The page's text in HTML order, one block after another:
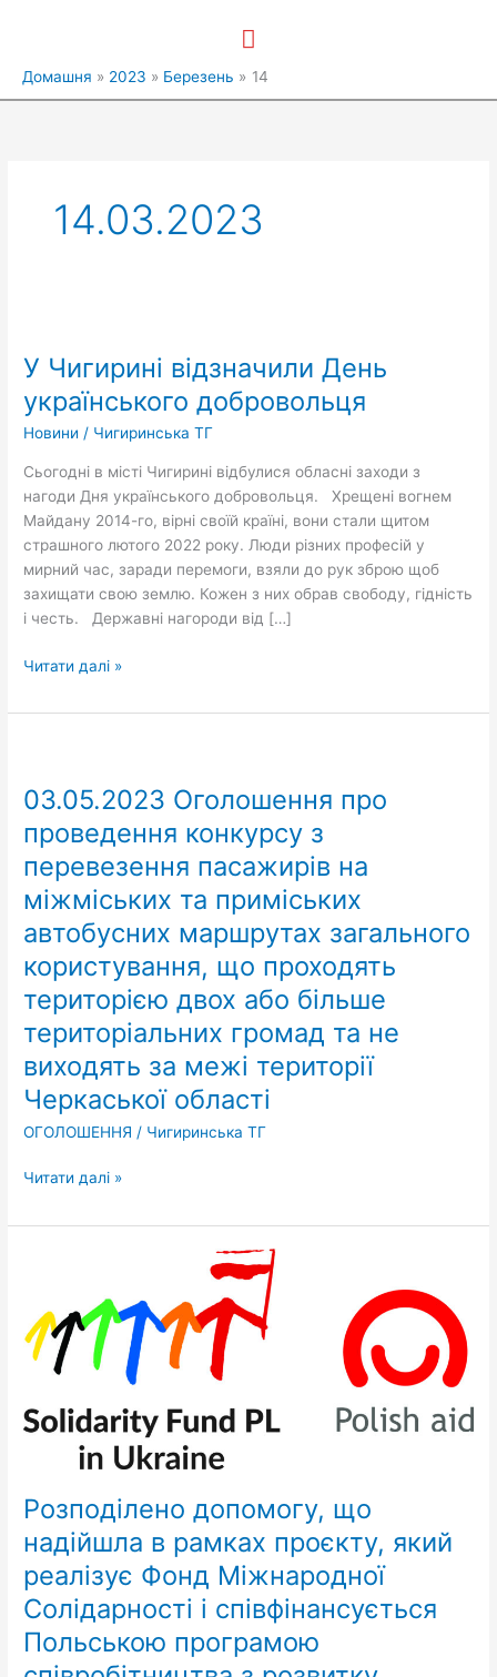
Головне
меню
Домашня 2023 Березень 14
14.03.2023
У Чигирині відзначили День
українського добровольця
Новини / Чигиринська ТГ
Сьогодні в місті Чигирині відбулися обласні заходи з
нагоди Дня українського добровольця. Хрещені вогнем
Майдану 2014-го, вірні своїй країні, вони стали щитом
страшного лютого 2022 року. Люди різних професій у
мирний час, заради перемоги, взяли до рук зброю щоб
захищати свою землю. Кожен з них обрав свободу, гідність
і честь. Державні нагороди від […]
відзначили
українського
добровольця
Читати далі »
03.05.2023 Оголошення про
проведення конкурсу з
перевезення пасажирів на
міжміських та приміських
автобусних маршрутах загального
користування, що проходять
територією двох або більше
територіальних громад та не
виходять за межі території
Черкаської області
ОГОЛОШЕННЯ / Чигиринська ТГ
про
конкурсу
з
перевезення
пасажирів
на
міжміських
та
приміських
автобусних
маршрутах
загального
користування,
що
територією
громад
та
не
за
межі
території
області
Читати далі »
Розподілено допомогу, що
надійшла в рамках проєкту, який
реалізує Фонд Mіжнародної
Солідарності і співфінансується
Польською програмою
надійшла
в
рамках
який
реалізує
Солідарності
співфінансується
Польською
програмою
співробітництва
з